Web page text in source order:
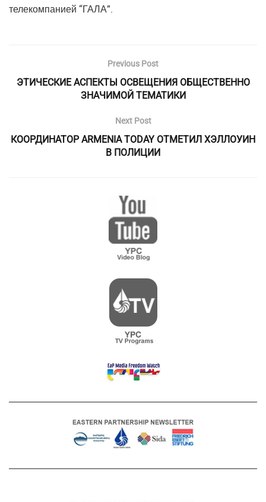
телекомпанией “ГАЛА”.
Previous Post
ЭТИЧЕСКИЕ АСПЕКТЫ ОСВЕЩЕНИЯ ОБЩЕСТВЕННО
ЗНАЧИМОЙ ТЕМАТИКИ
Next Post
КООРДИНАТОР ARMENIA TODAY ОТМЕТИЛ ХЭЛЛОУИН
В ПОЛИЦИИ